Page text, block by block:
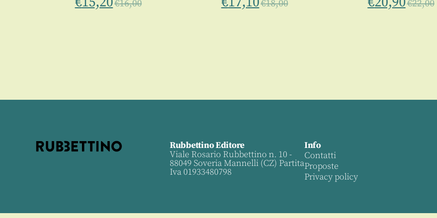
€16,00 €18,00 €22,00
Rubbettino Editore
Viale Rosario Rubbettino n. 10 -
88049 Soveria Mannelli (CZ) Partita
Iva 01933480798
Info
Contatti
Proposte
Privacy policy